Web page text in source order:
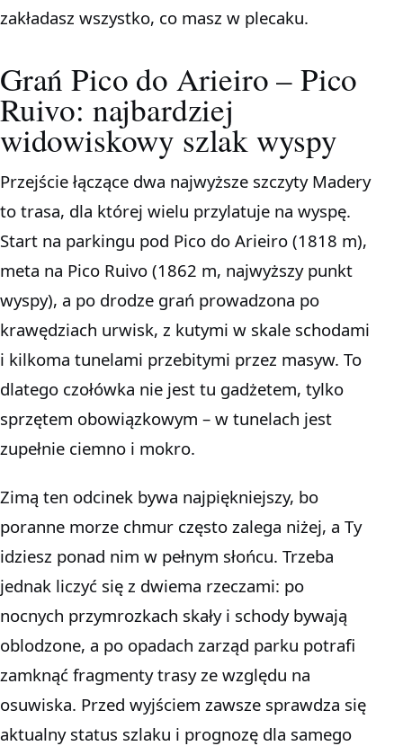
zakładasz wszystko, co masz w plecaku.
Grań Pico do Arieiro – Pico
Ruivo: najbardziej
widowiskowy szlak wyspy
Przejście łączące dwa najwyższe szczyty Madery
to trasa, dla której wielu przylatuje na wyspę.
Start na parkingu pod Pico do Arieiro (1818 m),
meta na Pico Ruivo (1862 m, najwyższy punkt
wyspy), a po drodze grań prowadzona po
krawędziach urwisk, z kutymi w skale schodami
i kilkoma tunelami przebitymi przez masyw. To
dlatego czołówka nie jest tu gadżetem, tylko
sprzętem obowiązkowym – w tunelach jest
zupełnie ciemno i mokro.
Zimą ten odcinek bywa najpiękniejszy, bo
poranne morze chmur często zalega niżej, a Ty
idziesz ponad nim w pełnym słońcu. Trzeba
jednak liczyć się z dwiema rzeczami: po
nocnych przymrozkach skały i schody bywają
oblodzone, a po opadach zarząd parku potrafi
zamknąć fragmenty trasy ze względu na
osuwiska. Przed wyjściem zawsze sprawdza się
aktualny status szlaku i prognozę dla samego